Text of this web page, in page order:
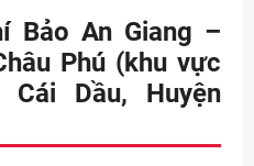
Bảo An Giang –
Phú (khu vực
Dầu, Huyện